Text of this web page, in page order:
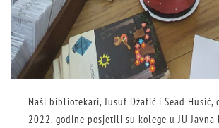
Naši bibliotekari, Jusuf Džafić i Sead Husić,
2022. godine posjetili su kolege u JU